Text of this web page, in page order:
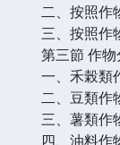
二、按照作
三、按照作
第三節 作
一、禾榖類
二、豆類作
三、薯類作
四、油料作